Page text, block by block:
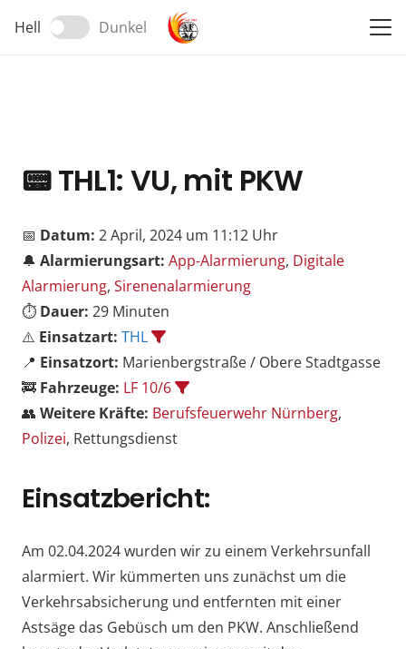
Hell Dunkel
📟THL1: VU, mit PKW
📅 Datum: 2 April, 2024 um 11:12 Uhr
🔔 Alarmierungsart: App-Alarmierung, Digitale
Alarmierung, Sirenenalarmierung
⏱️ Dauer: 29 Minuten
⚠️ Einsatzart: THL
📍 Einsatzort: Marienbergstraße / Obere Stadtgasse
🚒 Fahrzeuge: LF 10/6
👥 Weitere Kräfte: Berufsfeuerwehr Nürnberg,
Polizei, Rettungsdienst
Einsatzbericht:
Am 02.04.2024 wurden wir zu einem Verkehrsunfall
alarmiert. Wir kümmerten uns zunächst um die
Verkehrsabsicherung und entfernten mit einer
Astsäge das Gebüsch um den PKW. Anschließend